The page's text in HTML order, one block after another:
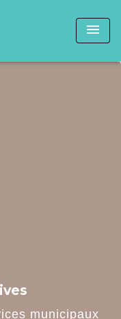
menu
municipaux